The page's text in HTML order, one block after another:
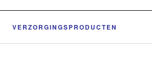
VERZORGINGSPRODUCTEN